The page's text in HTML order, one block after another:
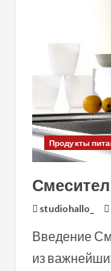
Продукты
studiohallo_
Введение
из